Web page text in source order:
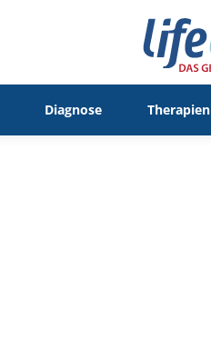
Diagnose Therapien